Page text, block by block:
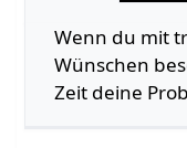
Wenn du mit
Wünschen
Zeit deine